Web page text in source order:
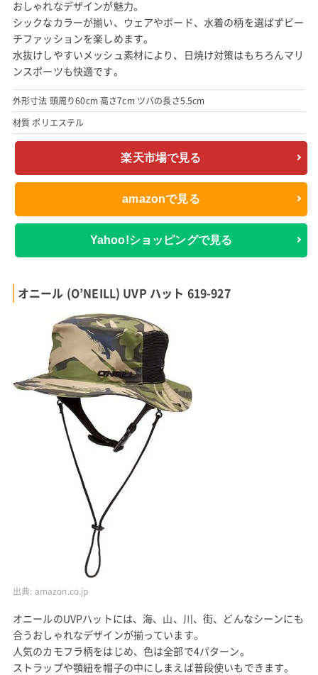
おしゃれなデザインが魅力。
シックなカラーが揃い、ウェアやボード、水着の柄を選ばずビー
チファッションを楽しめます。
水抜けしやすいメッシュ素材により、日焼け対策はもちろんマリ
ンスポーツも快適です。
外形寸法 頭周り60cm 高さ7cm ツバの長さ5.5cm
材質 ポリエステル
楽天市場で見る
amazonで見る
Yahoo!ショッピングで見る
オニール (O’NEILL) UVP ハット 619-927
出典: amazon.co.jp
オニールのUVPハットには、海、山、川、街、どんなシーンにも
合うおしゃれなデザインが揃っています。
人気のカモフラ柄をはじめ、色は全部で4パターン。
ストラップや顎紐を帽子の中にしまえば普段使いもできます。